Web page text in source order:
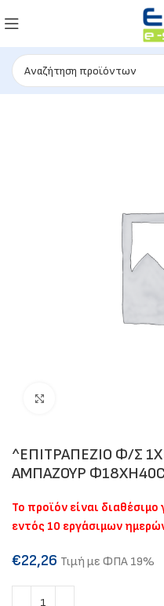
^ΕΠΙΤΡΑΠΕΖΙΟ Φ/Σ
ΑΜΠΑΖΟΥΡ
Το προϊόν είναι
εντός 10 εργάσιμων
€22,26 Τιμή με ΦΠΑ 19%